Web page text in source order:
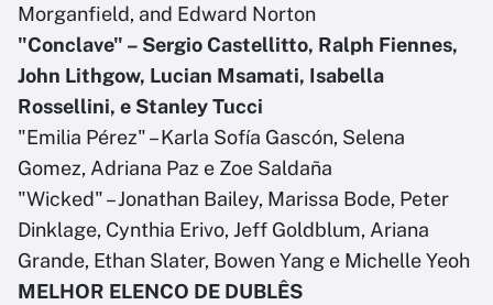
Morganfield, and Edward Norton
"Conclave" – Sergio Castellitto, Ralph Fiennes,
John Lithgow, Lucian Msamati, Isabella
Rossellini, e Stanley Tucci
"Emilia Pérez" – Karla Sofía Gascón, Selena
Gomez, Adriana Paz e Zoe Saldaña
"Wicked" – Jonathan Bailey, Marissa Bode, Peter
Dinklage, Cynthia Erivo, Jeff Goldblum, Ariana
Grande, Ethan Slater, Bowen Yang e Michelle Yeoh
MELHOR ELENCO DE DUBLÊS